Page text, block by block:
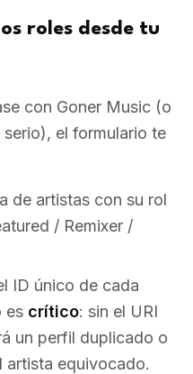
roles desde tu
con Goner Music (o
el formulario te
de artistas con su rol
/ Remixer /
ID único de cada
es crítico: sin el URI
un perfil duplicado o
artista equivocado.